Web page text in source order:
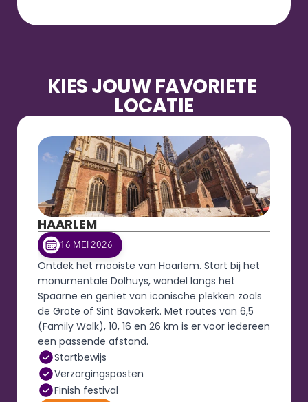
KIES JOUW FAVORIETE
LOCATIE
HAARLEM
16 MEI 2026
Ontdek het mooiste van Haarlem. Start bij het
monumentale Dolhuys, wandel langs het
Spaarne en geniet van iconische plekken zoals
de Grote of Sint Bavokerk. Met routes van 6,5
(Family Walk), 10, 16 en 26 km is er voor iedereen
een passende afstand.
Startbewijs
Verzorgingsposten
Finish festival